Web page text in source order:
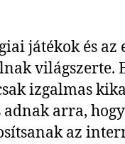
játékok és az
világszerte.
izgalmas
adnak arra,
az